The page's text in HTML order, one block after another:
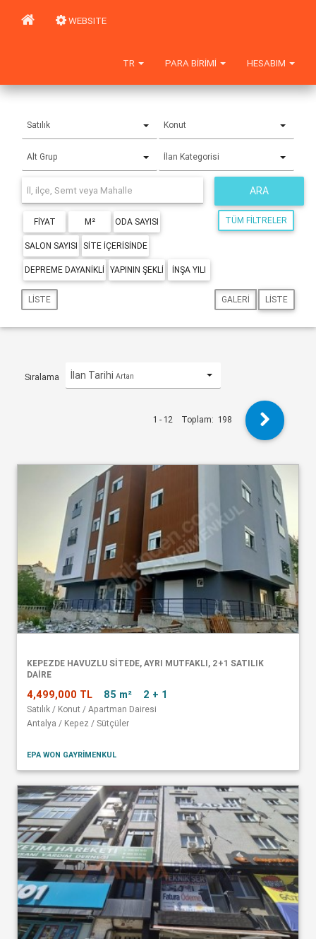
WEBSITE
HESABIM
PARA BIRIMI
TR
Satılık Konut
Alt Grup İlan Kategorisi
ARA
FIYAT M² ODA SAYISI
SALON SAYISI SITE IÇERISINDE
DEPREME DAYANIKLI YAPININ ŞEKLI İNŞA YILI
TÜM FILTRELER
LISTE GALERI LISTE
Sıralama İlan Tarihi Artan
1 - 12 Toplam: 198
KEPEZDE HAVUZLU SITEDE, AYRI MUTFAKLI, 2+1 SATILIK
DAIRE
4,499,000 TL 85 m² 2 + 1
Satılık / Konut / Apartman Dairesi
Antalya / Kepez / Sütçüler
EPA WON GAYRİMENKUL